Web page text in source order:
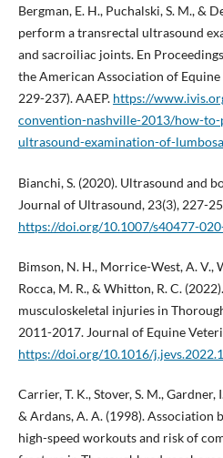
Bergman, E. H., Puchalski, S. M., &
perform a transrectal ultrasound
and sacroiliac joints. En
the American Association of
229-237). AAEP. https://
convention-nashville-2013/how-
ultrasound-examination-of-
Bianchi, S. (2020). Ultrasound and
Journal of Ultrasound, 23(3), 227-
https://doi.org/10.1007/s40477-
Bimson, N. H., Morrice-West, A. V.,
Rocca, M. R., & Whitton, R. C.
musculoskeletal injuries in
2011-2017. Journal of Equine
https://doi.org/10.1016/
Carrier, T. K., Stover, S. M., Gardner,
& Ardans, A. A. (1998).
high-speed workouts and risk of